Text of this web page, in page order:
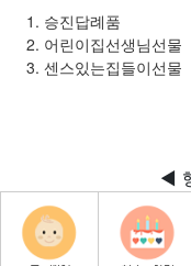
승진답례품
어린이집선생님선물
센스있는집들이선물
◀